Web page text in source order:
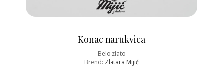
Konac narukvica
Belo zlato
Brend: Zlatara Mijić